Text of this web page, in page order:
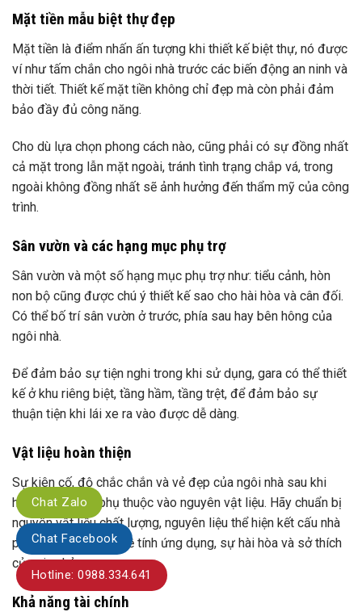
Mặt tiền mẫu biệt thự đẹp
Mặt tiền là điểm nhấn ấn tượng khi thiết kế biệt thự, nó được
ví như tấm chắn cho ngôi nhà trước các biến động an ninh và
thời tiết. Thiết kế mặt tiền không chỉ đẹp mà còn phải đảm
bảo đầy đủ công năng.
Cho dù lựa chọn phong cách nào, cũng phải có sự đồng nhất
cả mặt trong lẫn mặt ngoài, tránh tình trạng chắp vá, trong
ngoài không đồng nhất sẽ ảnh hưởng đến thẩm mỹ của công
trình.
Sân vườn và các hạng mục phụ trợ
Sân vườn và một số hạng mục phụ trợ như: tiểu cảnh, hòn
non bộ cũng được chú ý thiết kế sao cho hài hòa và cân đối.
Có thể bố trí sân vườn ở trước, phía sau hay bên hông của
ngôi nhà.
Để đảm bảo sự tiện nghi trong khi sử dụng, gara có thể thiết
kế ở khu riêng biệt, tầng hầm, tầng trệt, để đảm bảo sự
thuận tiện khi lái xe ra vào được dễ dàng.
Vật liệu hoàn thiện
Sự kiên cố, độ chắc chắn và vẻ đẹp của ngôi nhà sau khi
hoàn thành còn phụ thuộc vào nguyên vật liệu. Hãy chuẩn bị
nguyên vật liệu chất lượng, nguyên liệu thể hiện kết cấu nhà
phải được xem xét về tính ứng dụng, sự hài hòa và sở thích
của gia chủ.
Khả năng tài chính
Chat Zalo
Chat Facebook
Hotline: 0988.334.641